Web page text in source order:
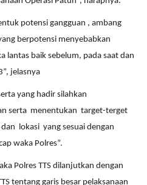
potensi gangguan , ambang
berpotensi menyebabkan
lantas baik sebelum, pada saat dan
jelasnya
yang hadir silahkan
serta menentukan target-terget
lokasi yang sesuai dengan
waka Polres”.
Polres TTS dilanjutkan dengan
tentang garis besar pelaksanaan